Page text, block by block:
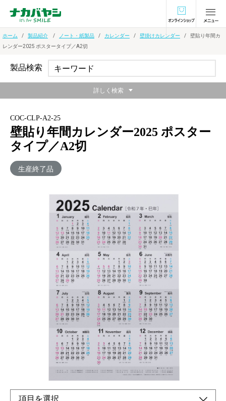
オンラインショ
ホーム 製品紹介 ノート・紙製品 カレンダー 壁掛けカレンダー
壁貼り年間カ
レンダー2025 ポスタータイプ／A2切
COC-CLP-A2-25
壁貼り年間カレンダー2025 ポスター
タイプ／A2切
生産終了品
1枚で必要な情報を素早く把握できるポスタータイ
プのカレンダーです。
メーカー希望小売価格：
日曜始まり、六曜・二十四節気・月相入り。
製品検索
詳しく検索